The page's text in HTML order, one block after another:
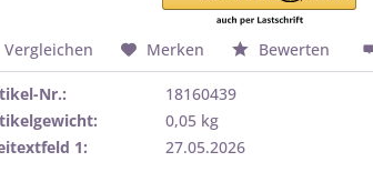
Vergleichen Merken Bewerten
Nr.:
18160439
0,05 kg
1:
27.05.2026